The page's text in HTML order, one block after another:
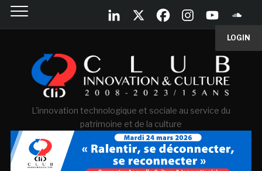
LOGIN
L'innovation technologique et sociale au service du
patrimoine et de la culture